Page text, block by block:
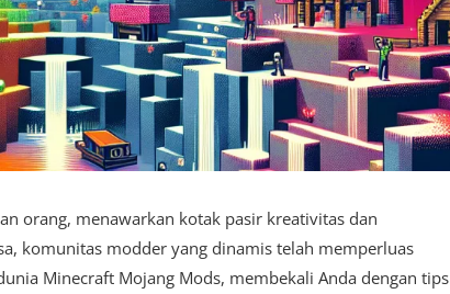
orang, menawarkan kotak pasir kreativitas dan
komunitas modder yang dinamis telah memperluas
Minecraft Mojang Mods, membekali Anda dengan tips